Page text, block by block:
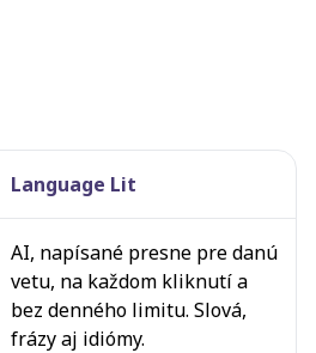
Language Lit
AI, napísané presne pre danú
vetu, na každom kliknutí a
bez denného limitu. Slová,
frázy aj idiómy.